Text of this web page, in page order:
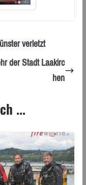
verletzt
der Stadt Laakirc
hen
...